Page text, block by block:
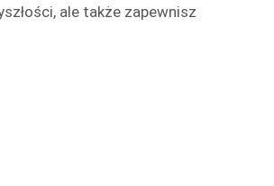
ale także zapewnisz